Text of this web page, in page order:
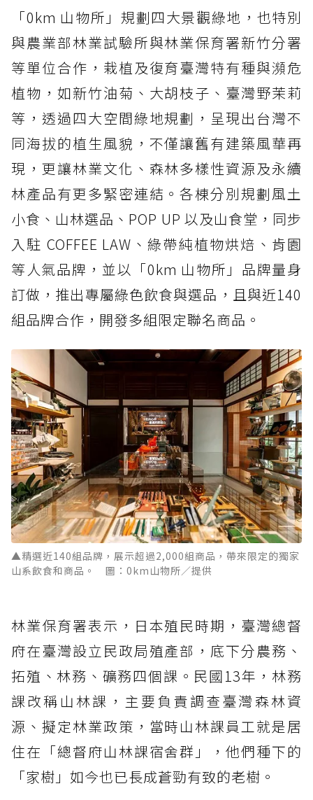
「0km 山物所」規劃四大景觀綠地，也特別
與農業部林業試驗所與林業保育署新竹分署
等單位合作，栽植及復育臺灣特有種與瀕危
植物，如新竹油菊、大胡枝子、臺灣野茉莉
等，透過四大空間綠地規劃，呈現出台灣不
同海拔的植生風貌，不僅讓舊有建築風華再
現，更讓林業文化、森林多樣性資源及永續
林產品有更多緊密連結。各棟分別規劃風土
小食、山林選品、POP UP 以及山食堂，同步
入駐 COFFEE LAW、綠帶純植物烘焙、肯園
等人氣品牌，並以「0km 山物所」品牌量身
訂做，推出專屬綠色飲食與選品，且與近140
組品牌合作，開發多組限定聯名商品。
▲精選近140組品牌，展示超過2,000組商品，帶來限定的獨家
山系飲食和商品。 圖：0km山物所／提供
林業保育署表示，日本殖民時期，臺灣總督
府在臺灣設立民政局殖產部，底下分農務、
拓殖、林務、礦務四個課。民國13年，林務
課改稱山林課，主要負責調查臺灣森林資
源、擬定林業政策，當時山林課員工就是居
住在「總督府山林課宿舍群」，他們種下的
「家樹」如今也已長成蒼勁有致的老樹。